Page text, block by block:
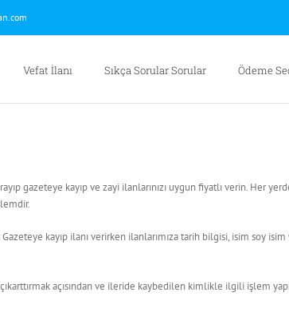
Vefat İlanı Sıkça Sorular Sorular Ödeme
gazeteye kayıp ve zayi ilanlarınızı uygun fiyatlı verin. Her
kayıp ilanı verirken ilanlarımıza tarih bilgisi, isim soy
açısından ve ileride kaybedilen kimlikle ilgili işlem